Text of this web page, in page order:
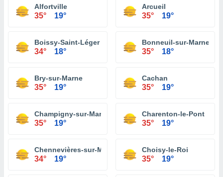
Alfortville
35° 19°
Arcueil
35° 19°
Boissy-Saint-Léger
34° 18°
Bonneuil-sur-Marne
35° 18°
Bry-sur-Marne
35° 19°
Cachan
35° 19°
Champigny-sur-Marne
35° 19°
Charenton-le-Pont
35° 19°
Chennevières-sur-Marne
34° 19°
Choisy-le-Roi
35° 19°